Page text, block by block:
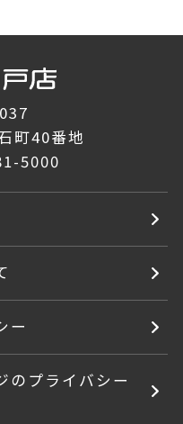
町40番地
5000
ー
のプライバシー